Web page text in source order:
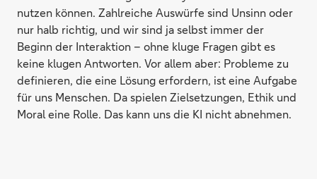
nutzen können. Zahlreiche Auswürfe sind Unsinn oder
nur halb richtig, und wir sind ja selbst immer der
Beginn der Interaktion – ohne kluge Fragen gibt es
keine klugen Antworten. Vor allem aber: Probleme zu
definieren, die eine Lösung erfordern, ist eine Aufgabe
für uns Menschen. Da spielen Zielsetzungen, Ethik und
Moral eine Rolle. Das kann uns die KI nicht abnehmen.